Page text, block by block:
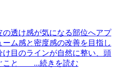
透け感が気になる部位へアプ
ーム感と密度感の改善を目指し
け目のラインが自然に整い、頭
こと ...続きを読む